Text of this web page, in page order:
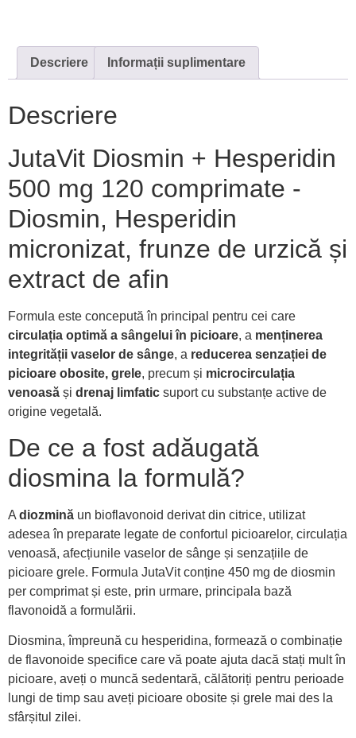
Descriere Informații suplimentare
Descriere
JutaVit Diosmin + Hesperidin
500 mg 120 comprimate -
Diosmin, Hesperidin
micronizat, frunze de urzică și
extract de afin
Formula este concepută în principal pentru cei care
circulația optimă a sângelui în picioare, a menținerea
integrității vaselor de sânge, a reducerea senzației de
picioare obosite, grele, precum și microcirculația
venoasă și drenaj limfatic suport cu substanțe active de
origine vegetală.
De ce a fost adăugată
diosmina la formulă?
A diozmină un bioflavonoid derivat din citrice, utilizat
adesea în preparate legate de confortul picioarelor, circulația
venoasă, afecțiunile vaselor de sânge și senzațiile de
picioare grele. Formula JutaVit conține 450 mg de diosmin
per comprimat și este, prin urmare, principala bază
flavonoidă a formulării.
Diosmina, împreună cu hesperidina, formează o combinație
de flavonoide specifice care vă poate ajuta dacă stați mult în
picioare, aveți o muncă sedentară, călătoriți pentru perioade
lungi de timp sau aveți picioare obosite și grele mai des la
sfârșitul zilei.